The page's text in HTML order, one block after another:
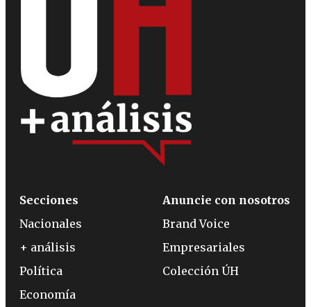
Secciones
Nacionales
+ análisis
Política
Economía
Anuncie con nosotros
Brand Voice
Empresariales
Colección ÚH